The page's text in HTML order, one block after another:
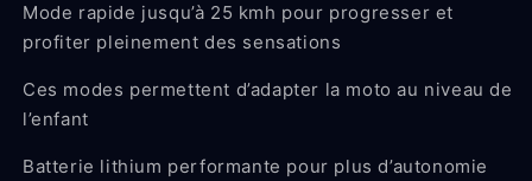
Mode rapide jusqu’à 25 kmh pour progresser et
profiter pleinement des sensations
Ces modes permettent d’adapter la moto au niveau de
l’enfant
Batterie lithium performante pour plus d’autonomie